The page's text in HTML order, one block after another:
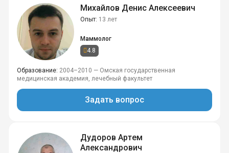
Михайлов Денис Алексеевич
4.8
Опыт 13 лет
Маммолог
Образование 2004–2010 — Омская государственная
медицинская академия, лечебный факультет
Задать вопрос
Дудоров Артем
Александрович